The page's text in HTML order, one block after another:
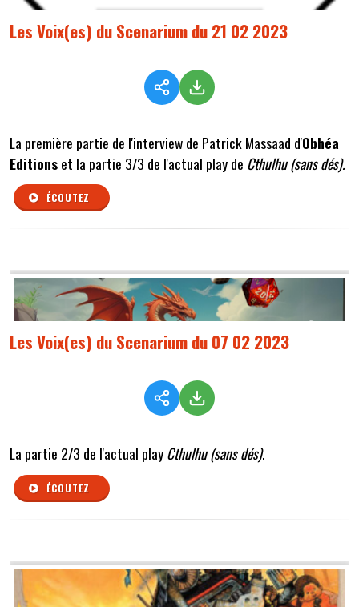
Les Voix(es) du Scenarium du 21 02 2023
La première partie de l'interview de Patrick Massaad d'Obhéa
Editionset la partie 3/3 de l'actual play de Cthulhu (sans dés).
ÉCOUTEZ
Les Voix(es) du Scenarium du 07 02 2023
La partie 2/3 de l'actual playCthulhu (sans dés).
ÉCOUTEZ